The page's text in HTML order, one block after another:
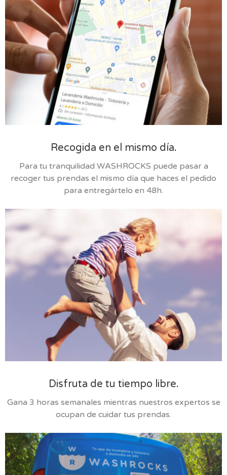
Recogida en el mismo día.
Para tu tranquilidad WASHROCKS puede pasar a
recoger tus prendas el mismo día que haces el pedido
para entregártelo en 48h.
Disfruta de tu tiempo libre.
Gana 3 horas semanales mientras nuestros expertos se
ocupan de cuidar tus prendas.